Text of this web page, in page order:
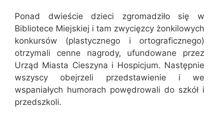
Ponad dwieście dzieci zgromadziło się w
Bibliotece Miejskiej i tam zwycięzcy żonkilowych
konkursów (plastycznego i ortograficznego)
otrzymali cenne nagrody, ufundowane przez
Urząd Miasta Cieszyna i Hospicjum. Następnie
wszyscy obejrzeli przedstawienie i we
wspaniałych humorach powędrowali do szkół i
przedszkoli.